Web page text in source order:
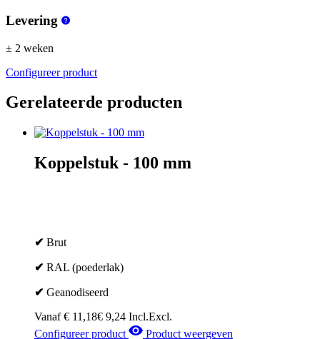
Levering
± 2 weken
Configureer product
Gerelateerde producten
Koppelstuk - 100 mm
✔ Brut
✔ RAL (poederlak)
✔ Geanodiseerd
Vanaf € 11,18€ 9,24 Incl.Excl.
Configureer product
Product weergeven